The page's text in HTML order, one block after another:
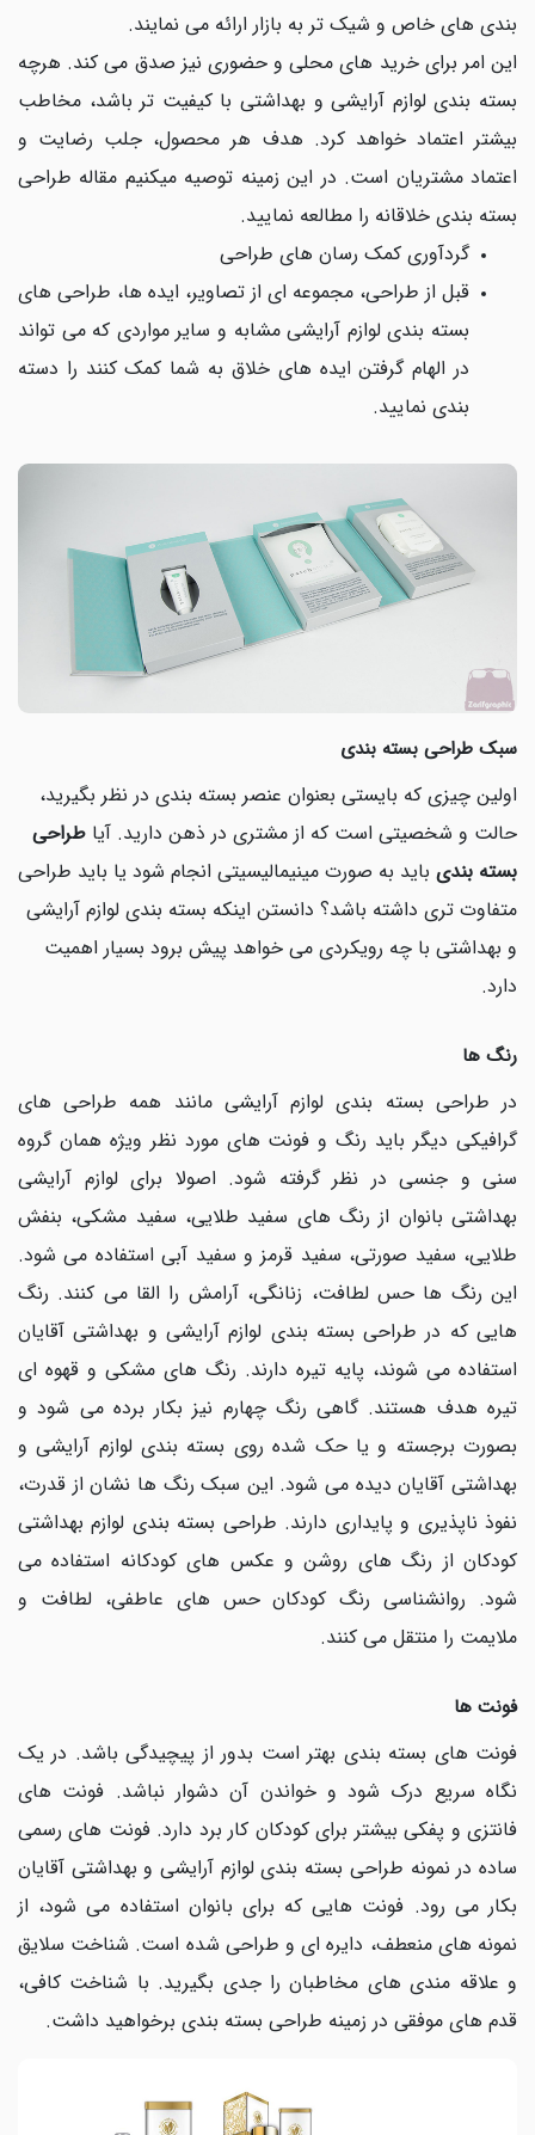
بندی های خاص و شیک تر به بازار ارائه می نمایند.
این امر برای خرید های محلی و حضوری نیز صدق می کند. هرچه
بسته بندی لوازم آرایشی و بهداشتی با کیفیت تر باشد، مخاطب
بیشتر اعتماد خواهد کرد. هدف هر محصول، جلب رضایت و
اعتماد مشتریان است. در این زمینه توصیه میکنیم مقاله طراحی
بسته بندی خلاقانه را مطالعه نمایید.
گردآوری کمک رسان های طراحی
قبل از طراحی، مجموعه ای از تصاویر، ایده ها، طراحی های
بسته بندی لوازم آرایشی مشابه و سایر مواردی که می تواند
در الهام گرفتن ایده های خلاق به شما کمک کنند را دسته
بندی نمایید.
سبک طراحی بسته بندی
اولین چیزی که بایستی بعنوان عنصر بسته بندی در نظر بگیرید،
حالت و شخصیتی است که از مشتری در ذهن دارید. آیا طراحی
بسته بندی باید به صورت مینیمالیسیتی انجام شود یا باید طراحی
متفاوت تری داشته باشد؟ دانستن اینکه بسته بندی لوازم آرایشی
و بهداشتی با چه رویکردی می خواهد پیش برود بسیار اهمیت
دارد.
رنگ ها
در طراحی بسته بندی لوازم آرایشی مانند همه طراحی های
گرافیکی دیگر باید رنگ و فونت های مورد نظر ویژه همان گروه
سنی و جنسی در نظر گرفته شود. اصولا برای لوازم آرایشی
بهداشتی بانوان از رنگ های سفید طلایی، سفید مشکی، بنفش
طلایی، سفید صورتی، سفید قرمز و سفید آبی استفاده می شود.
این رنگ ها حس لطافت، زنانگی، آرامش را القا می کنند. رنگ
هایی که در طراحی بسته بندی لوازم آرایشی و بهداشتی آقایان
استفاده می شوند، پایه تیره دارند. رنگ های مشکی و قهوه ای
تیره هدف هستند. گاهی رنگ چهارم نیز بکار برده می شود و
بصورت برجسته و یا حک شده روی بسته بندی لوازم آرایشی و
بهداشتی آقایان دیده می شود. این سبک رنگ ها نشان از قدرت،
نفوذ ناپذیری و پایداری دارند. طراحی بسته بندی لوازم بهداشتی
کودکان از رنگ های روشن و عکس های کودکانه استفاده می
شود. روانشناسی رنگ کودکان حس های عاطفی، لطافت و
ملایمت را منتقل می کنند.
فونت ها
فونت های بسته بندی بهتر است بدور از پیچیدگی باشد. در یک
نگاه سریع درک شود و خواندن آن دشوار نباشد. فونت های
فانتزی و پفکی بیشتر برای کودکان کار برد دارد. فونت های رسمی
ساده در نمونه طراحی بسته بندی لوازم آرایشی و بهداشتی آقایان
بکار می رود. فونت هایی که برای بانوان استفاده می شود، از
نمونه های منعطف، دایره ای و طراحی شده است. شناخت سلایق
و علاقه مندی های مخاطبان را جدی بگیرید. با شناخت کافی،
قدم های موفقی در زمینه طراحی بسته بندی برخواهید داشت.